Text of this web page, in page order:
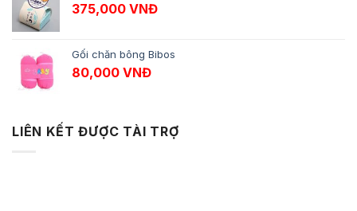
375,000 VNĐ
Gối chăn bông Bibos
80,000 VNĐ
LIÊN KẾT ĐƯỢC TÀI TRỢ